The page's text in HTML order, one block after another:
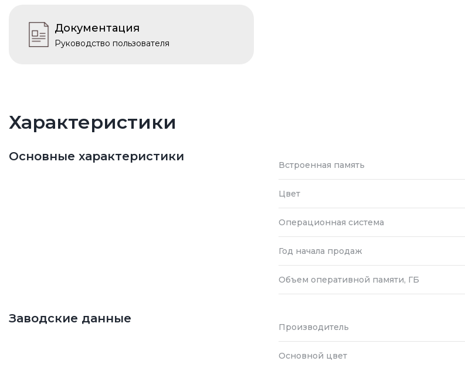
Документация
Руководство пользователя
Характеристики
Основные характеристики
Встроенная память
Цвет
Операционная система
Год начала продаж
Объем оперативной памяти, ГБ
Заводские данные
Производитель
Основной цвет